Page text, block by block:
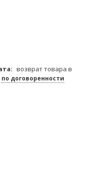
возврат товара в
по договоренности